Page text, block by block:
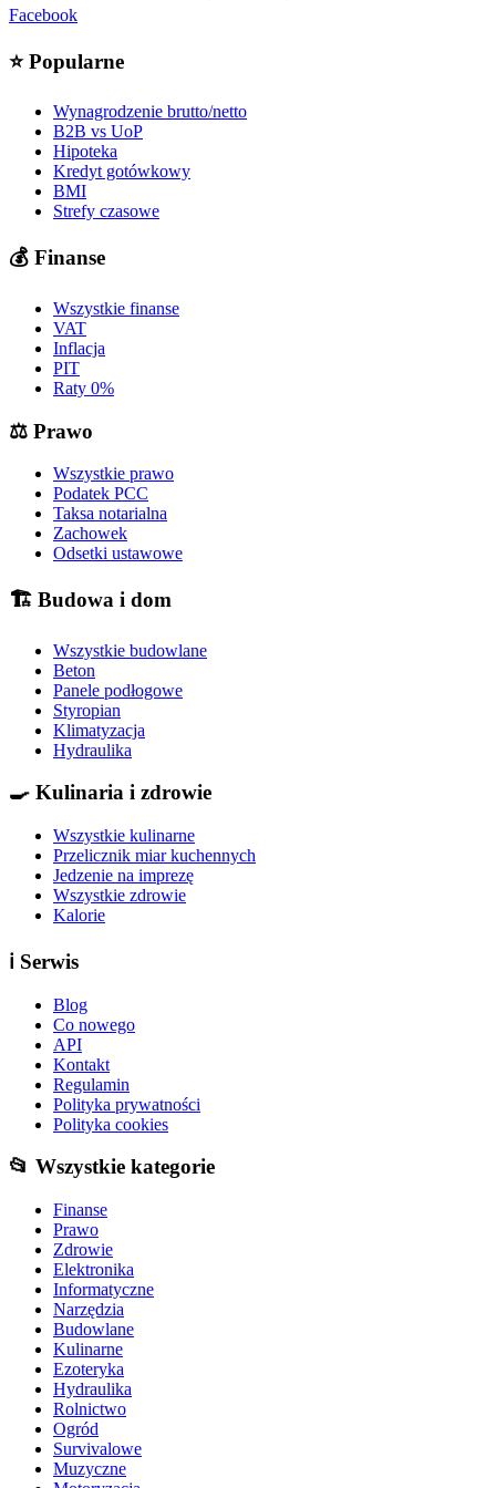
Facebook
⭐ Popularne
Wynagrodzenie brutto/netto
B2B vs UoP
Hipoteka
Kredyt gotówkowy
BMI
Strefy czasowe
💰 Finanse
Wszystkie finanse
VAT
Inflacja
PIT
Raty 0%
⚖️ Prawo
Wszystkie prawo
Podatek PCC
Taksa notarialna
Zachowek
Odsetki ustawowe
🏗️ Budowa i dom
Wszystkie budowlane
Beton
Panele podłogowe
Styropian
Klimatyzacja
Hydraulika
🍳 Kulinaria i zdrowie
Wszystkie kulinarne
Przelicznik miar kuchennych
Jedzenie na imprezę
Wszystkie zdrowie
Kalorie
ℹ️ Serwis
Blog
Co nowego
API
Kontakt
Regulamin
Polityka prywatności
Polityka cookies
📂 Wszystkie kategorie
Finanse
Prawo
Zdrowie
Elektronika
Informatyczne
Narzędzia
Budowlane
Kulinarne
Ezoteryka
Hydraulika
Rolnictwo
Ogród
Survivalowe
Muzyczne